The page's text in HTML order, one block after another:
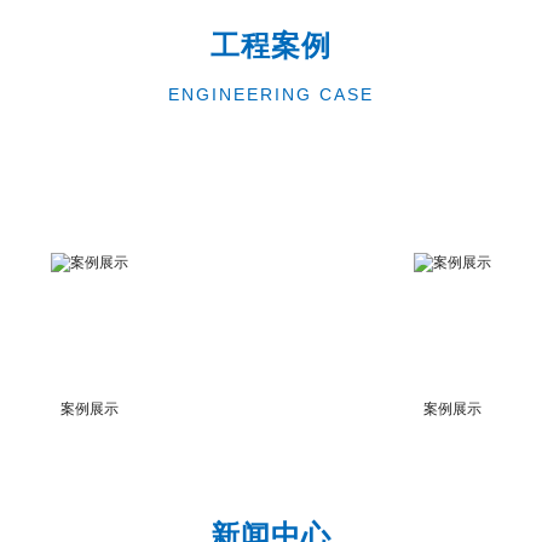
工程案例
ENGINEERING CASE
案例展示 案例展示
新闻中心